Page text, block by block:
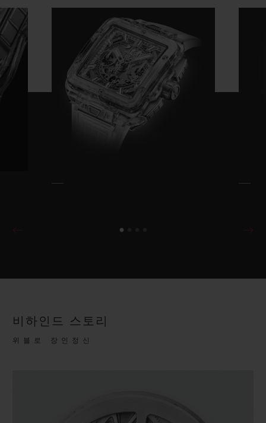
비하인드 스토리
위블로 장인정신